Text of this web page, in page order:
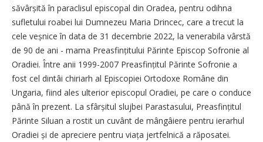
săvârșită în paraclisul episcopal din Oradea, pentru odihna
sufletului roabei lui Dumnezeu Maria Drincec, care a trecut la
cele veșnice în data de 31 decembrie 2022, la venerabila vârstă
de 90 de ani - mama Preasfințitului Părinte Episcop Sofronie al
Oradiei. Între anii 1999-2007 Preasfințitul Părinte Sofronie a
fost cel dintâi chiriarh al Episcopiei Ortodoxe Române din
Ungaria, fiind ales ulterior episcopul Oradiei, pe care o conduce
până în prezent. La sfârșitul slujbei Parastasului, Preasfințitul
Părinte Siluan a rostit un cuvânt de mângâiere pentru ierarhul
Oradiei și de apreciere pentru viața jertfelnică a răposatei.